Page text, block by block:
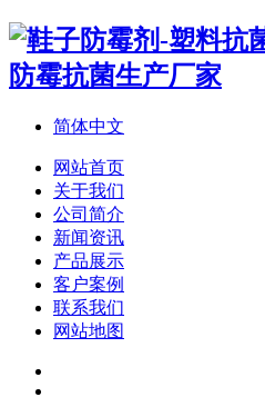
简体中文
网站首页
关于我们
公司简介
新闻资讯
产品展示
客户案例
联系我们
网站地图